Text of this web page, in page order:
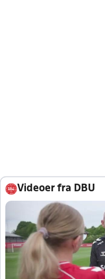
Videoer fra DBU